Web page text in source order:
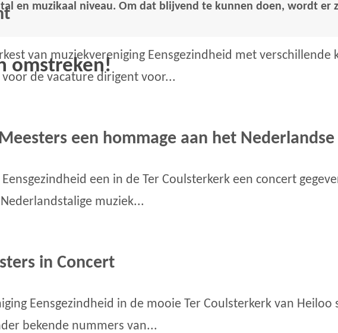
van muziekvereniging Eensgezindheid met verschillende
de vacature dirigent voor...
een hommage aan het Nederlandse
een in de Ter Coulsterkerk een concert
muziek...
in Concert
Eensgezindheid in de mooie Ter Coulsterkerk van
bekende nummers van...
en muzikaal niveau. Om dat blijvend te kunnen doen, wordt er
omstreken!